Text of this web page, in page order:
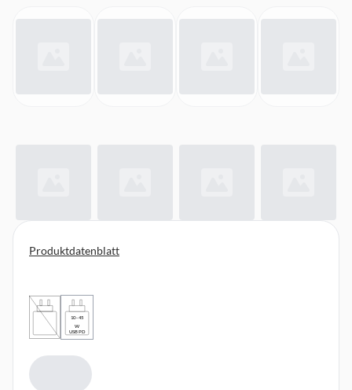
Produktdatenblatt
10 - 45
W
USB PD